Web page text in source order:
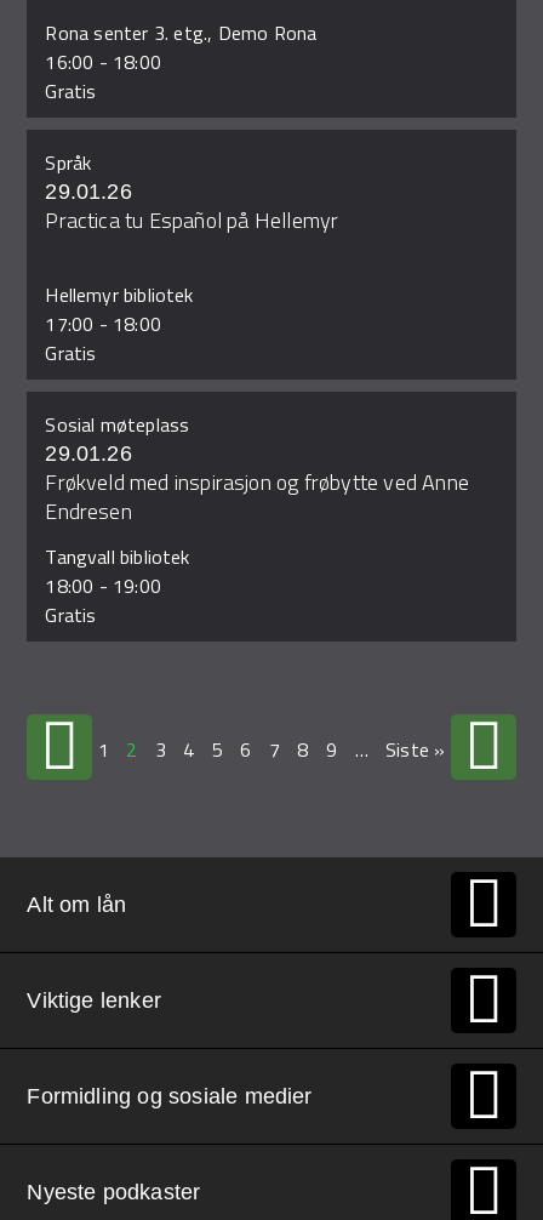
Rona senter 3. etg., Demo Rona
16:00 - 18:00
Gratis
Språk
29.01.26
Practica tu Español på Hellemyr
Hellemyr bibliotek
17:00 - 18:00
Gratis
Sosial møteplass
29.01.26
Frøkveld med inspirasjon og frøbytte ved Anne
Endresen
Tangvall bibliotek
18:00 - 19:00
Gratis
1 2 3 4 5 6 7 8 9 … Siste »
Alt om lån
Viktige lenker
Formidling og sosiale medier
Nyeste podkaster